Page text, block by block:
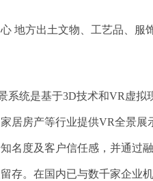
方出土文物、工艺品、服
统是基于3D技术和VR虚拟
居房产等行业提供VR全景
名度及客户信任感，并通过
存。在国内已与数千家企业